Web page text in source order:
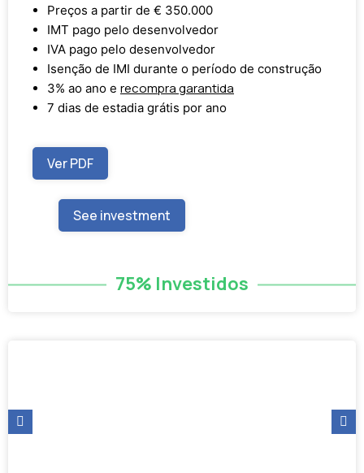
Preços a partir de € 350.000
IMT pago pelo desenvolvedor
IVA pago pelo desenvolvedor
Isenção de IMI durante o período de construção
3% ao ano e recompra garantida
7 dias de estadia grátis por ano
Ver PDF
See investment
75% Investidos